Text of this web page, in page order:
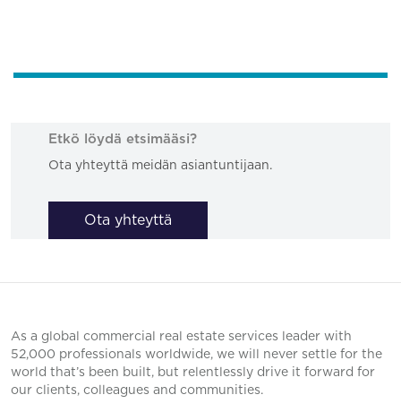
Etkö löydä etsimääsi?
Ota yhteyttä meidän asiantuntijaan.
Ota yhteyttä
As a global commercial real estate services leader with
52,000 professionals worldwide, we will never settle for the
world that’s been built, but relentlessly drive it forward for
our clients, colleagues and communities.